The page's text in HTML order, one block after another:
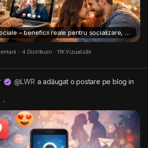
Rețelele sociale – beneficii reale pentru socializare, dating și comunicare
· 4 Distribuiri · 11K Vizualizări
@LWR a adăugat o postare pe blog in
·